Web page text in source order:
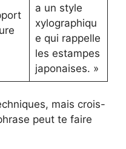
a un style
xylographiqu
e qui rappelle
les estampes
japonaises. »
mais crois-
peut te faire